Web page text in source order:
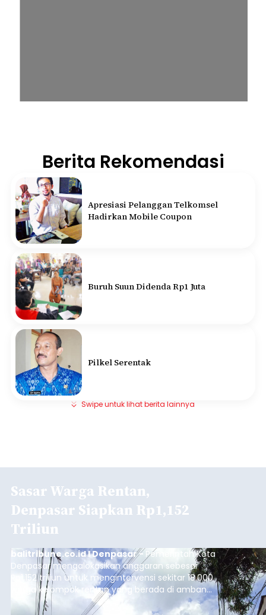
Berita Rekomendasi
Apresiasi Pelanggan Telkomsel
Hadirkan Mobile Coupon
Buruh Suun Didenda Rp1 Juta
Pilkel Serentak
Swipe untuk lihat berita lainnya
Sasar Warga Rentan,
Denpasar Siapkan Rp1,152
Triliun
balitribune.co.id I Denpasar - Pemerintah Kota
Denpasar mengalokasikan anggaran sebesar
Rp1,152 triliun untuk mengintervensi sekitar 18.000
warga kelompok rentan yang berada di ambang
garis kemiskinan. Langkah strategis ini diambil